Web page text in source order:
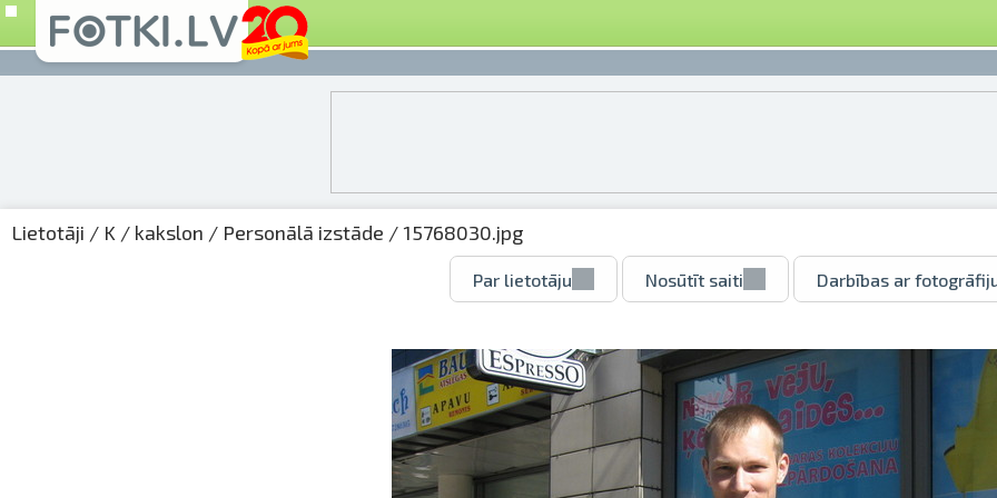
Lietotāji / K / kakslon / Personālā izstāde / 15768030.jpg
Par lietotāju Nosūtīt saiti Darbības ar